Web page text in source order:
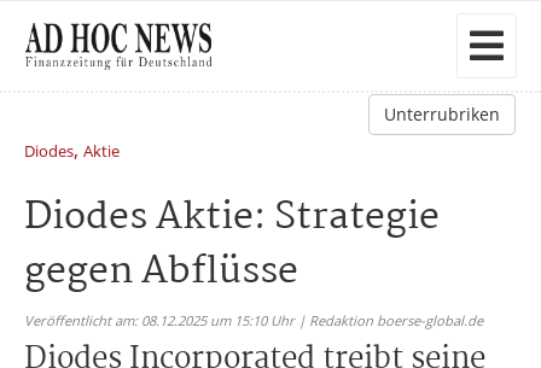
Unterrubriken
Diodes, Aktie
Diodes Aktie: Strategie
gegen Abflüsse
Veröffentlicht am: 08.12.2025 um 15:10 Uhr | Redaktion boerse-global.de